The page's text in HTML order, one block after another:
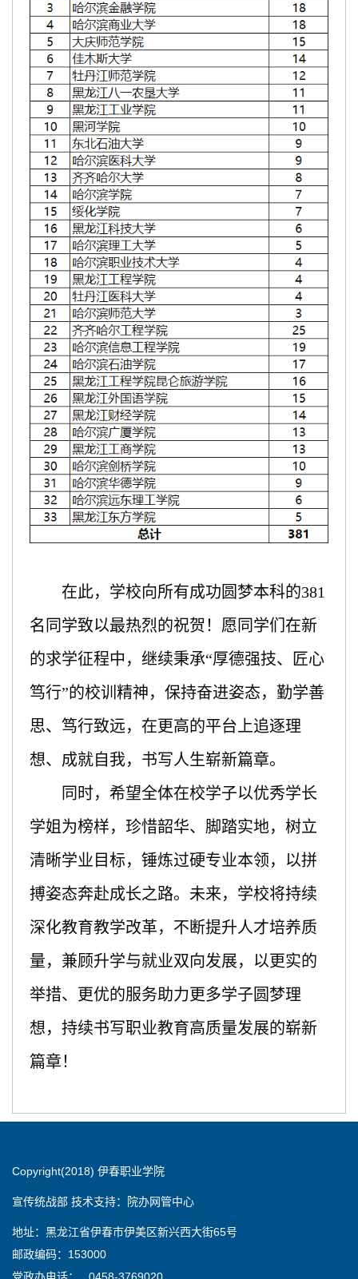
在此，学校向所有成功圆梦本科的381
名同学致以最热烈的祝贺！愿同学们在新
的求学征程中，继续秉承“厚德强技、匠心
笃行”的校训精神，保持奋进姿态，勤学善
思、笃行致远，在更高的平台上追逐理
想、成就自我，书写人生崭新篇章。
同时，希望全体在校学子以优秀学长
学姐为榜样，珍惜韶华、脚踏实地，树立
清晰学业目标，锤炼过硬专业本领，以拼
搏姿态奔赴成长之路。未来，学校将持续
深化教育教学改革，不断提升人才培养质
量，兼顾升学与就业双向发展，以更实的
举措、更优的服务助力更多学子圆梦理
想，持续书写职业教育高质量发展的崭新
篇章！
Copyright(2018) 伊春职业学院
宣传统战部 技术支持：院办网管中心
地址：黑龙江省伊春市伊美区新兴西大街65号
邮政编码：153000
党政办电话： 0458-3769020